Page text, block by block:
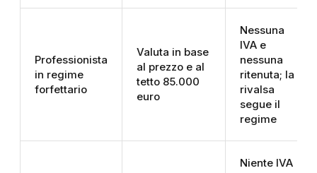
Professionista
in regime
forfettario
Valuta in base
al prezzo e al
tetto 85.000
euro
Nessuna
IVA e
nessuna
ritenuta; la
rivalsa
segue il
regime
Niente IVA